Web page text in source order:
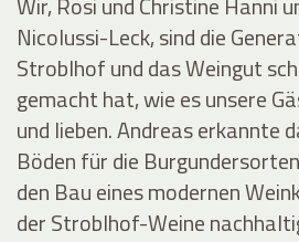
Nicolussi-Leck, sind die
Stroblhof und das Weingut
gemacht hat, wie es unsere
und lieben. Andreas erkannte
Böden für die
den Bau eines modernen
der Stroblhof-Weine